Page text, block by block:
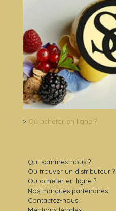
> Où acheter en ligne ?
Qui sommes-nous ?
Où trouver un distributeur ?
Où acheter en ligne ?
Nos marques partenaires
Contactez-nous